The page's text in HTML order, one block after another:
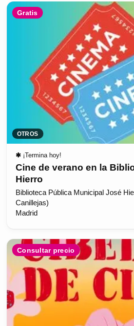
Gratis
OTROS
✱ ¡Termina hoy!
Cine de verano en la
Hierro
Biblioteca Pública Municipal José
Canillejas)
Madrid
Consultar precio